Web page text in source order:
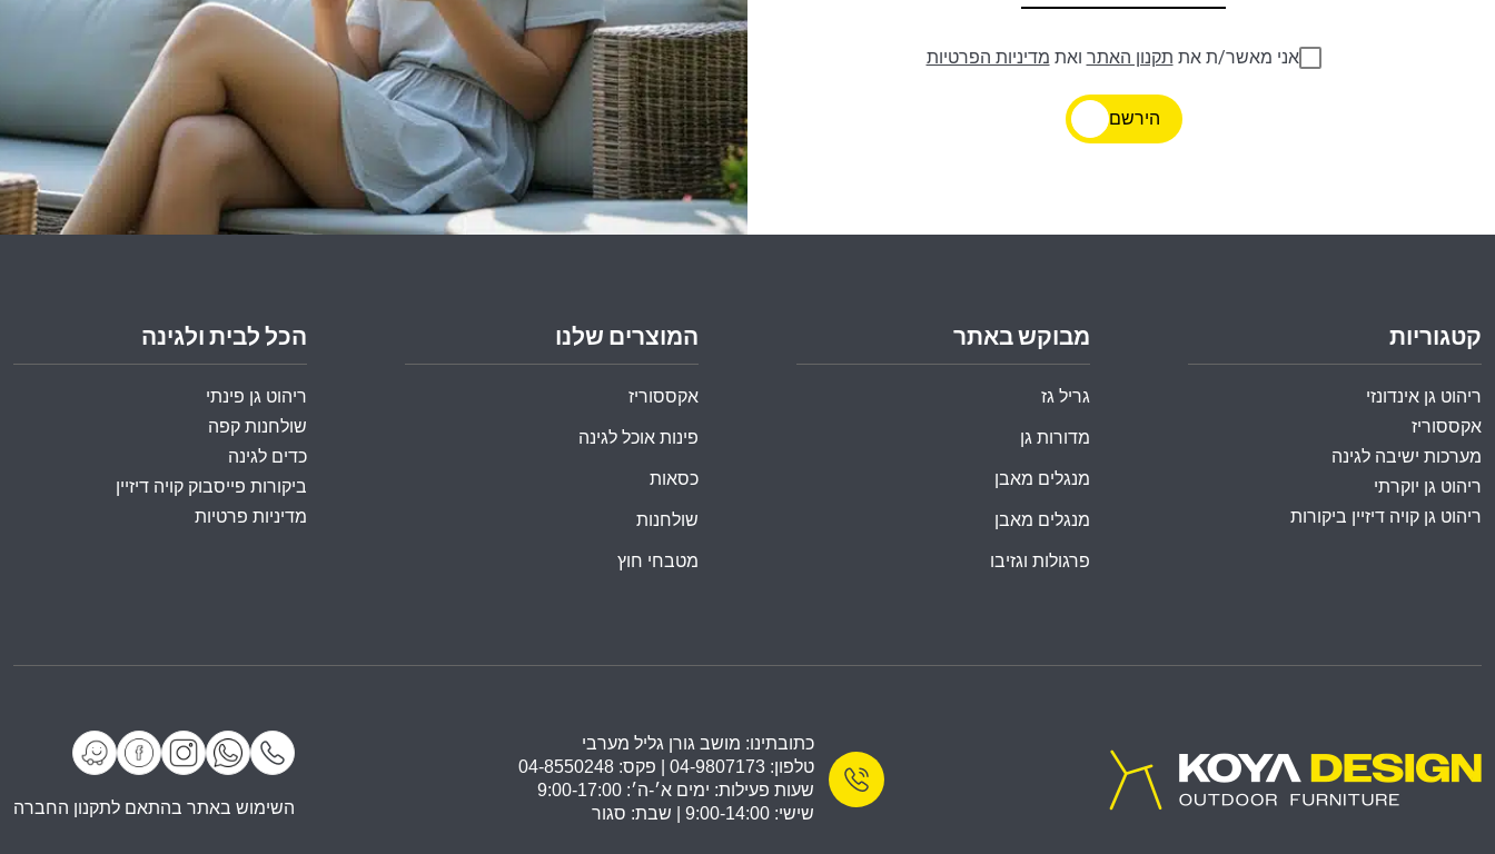
אני מאשר/ת את תקנון האתר ואת מדיניות הפרטיות
הירשם
הכל לבית ולגינה
ריהוט גן פינתי
שולחנות קפה
כדים לגינה
ביקורות פייסבוק קויה דיזיין
מדיניות פרטיות
המוצרים שלנו
אקססוריז
פינות אוכל לגינה
כסאות
שולחנות
מטבחי חוץ
מבוקש באתר
גריל גז
מדורות גן
מנגלים מאבן
מנגלים מאבן
פרגולות וגזיבו
קטגוריות
ריהוט גן אינדונזי
אקססוריז
מערכות ישיבה לגינה
ריהוט גן יוקרתי
ריהוט גן קויה דיזיין ביקורות
כתובתינו: מושב גורן גליל מערבי
טלפון: 04-9807173 | פקס: 04-8550248
שעות פעילות: ימים א׳-ה׳: 9:00-17:00
שישי: 9:00-14:00 | שבת: סגור
השימוש באתר בהתאם לתקנון החברה